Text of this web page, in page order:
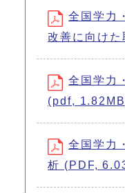
全国学力
改善に向け
全国学力
(pdf,
全国学力
析 (PDF,